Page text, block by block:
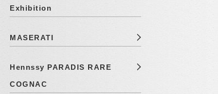
Exhibition
MASERATI
Hennssy PARADIS RARE
COGNAC